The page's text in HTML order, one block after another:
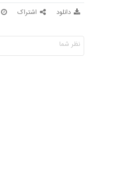
دانلود اشتراک